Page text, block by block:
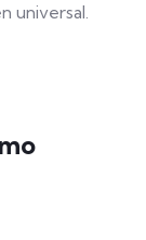
universal.